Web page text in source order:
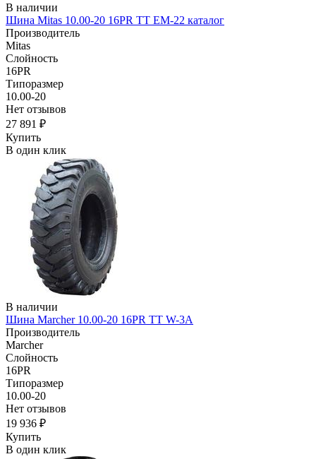
В наличии
Шина Mitas 10.00-20 16PR TT EM-22 каталог
Производитель
Mitas
Слойность
16PR
Типоразмер
10.00-20
Нет отзывов
27 891 ₽
Купить
В один клик
В наличии
Шина Marcher 10.00-20 16PR TT W-3A
Производитель
Marcher
Слойность
16PR
Типоразмер
10.00-20
Нет отзывов
19 936 ₽
Купить
В один клик